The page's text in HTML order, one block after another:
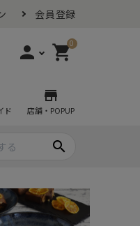
会員登録
person
ログイン
0
shopping_cart
・その他食器
タン皿
皿
ド
store
店舗・POPUP
search